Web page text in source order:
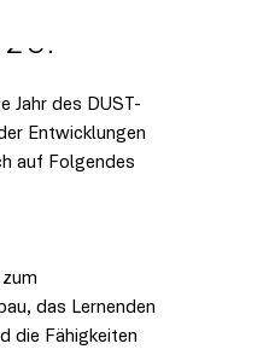
Jahr des DUST-
Entwicklungen
auf Folgendes
das Lernenden
die Fähigkeiten